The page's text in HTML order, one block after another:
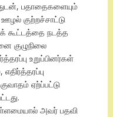
பதாதைகளையும்
குற்றச்சாட்டு
கூட்டத்தை நடத்த
குழுநிலை
உறுப்பினர்கள்
ஏற்ப்பட்டு
அவர் பதவி